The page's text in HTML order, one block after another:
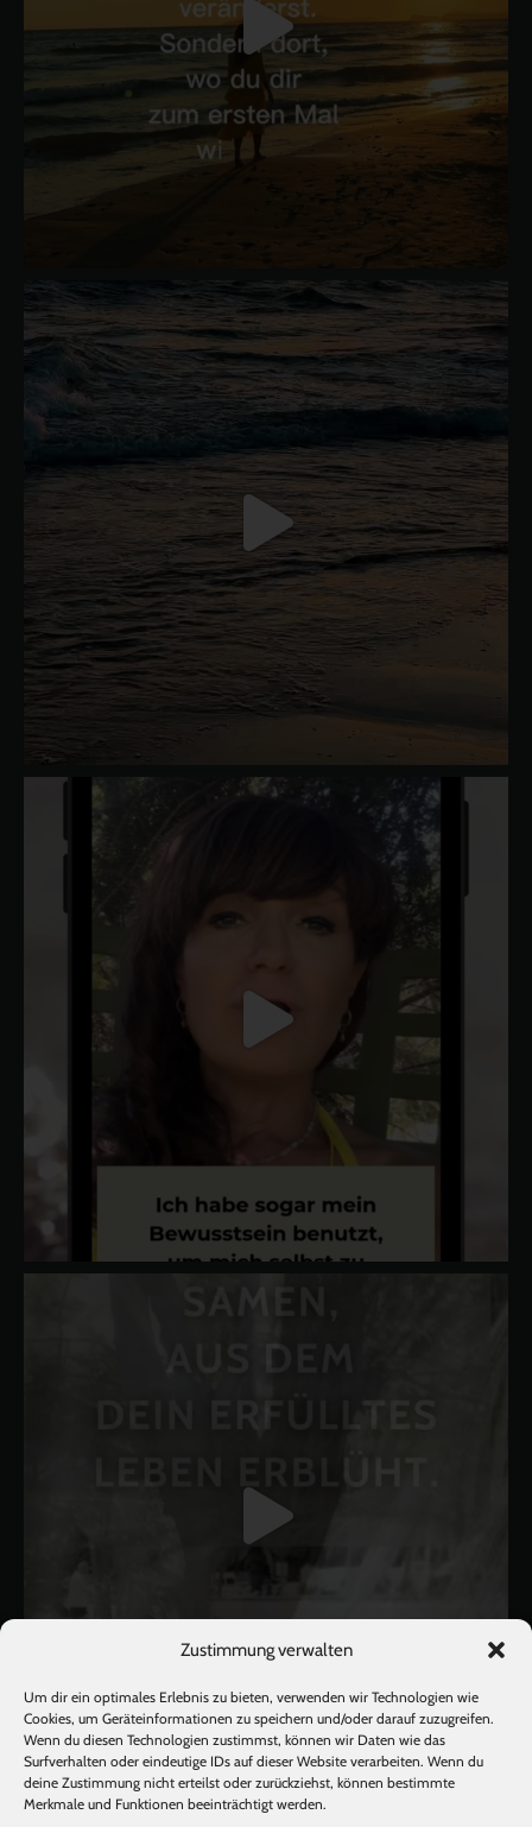
Zustimmung verwalten
Um dir ein optimales Erlebnis zu bieten, verwenden wir Technologien wie
Cookies, um Geräteinformationen zu speichern und/oder darauf zuzugreifen.
Wenn du diesen Technologien zustimmst, können wir Daten wie das
Surfverhalten oder eindeutige IDs auf dieser Website verarbeiten. Wenn du
deine Zustimmung nicht erteilst oder zurückziehst, können bestimmte
Merkmale und Funktionen beeinträchtigt werden.
Mehr laden Auf Instagram folgen